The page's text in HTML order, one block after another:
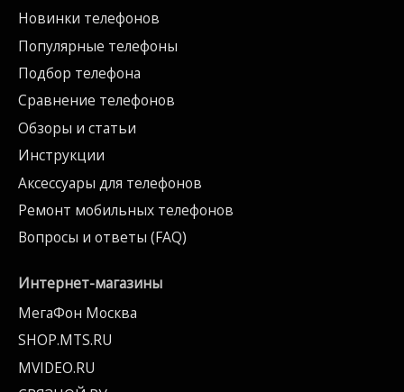
Новинки телефонов
Популярные телефоны
Подбор телефона
Сравнение телефонов
Обзоры и статьи
Инструкции
Аксессуары для телефонов
Ремонт мобильных телефонов
Вопросы и ответы (FAQ)
Интернет-магазины
МегаФон Москва
SHOP.MTS.RU
MVIDEO.RU